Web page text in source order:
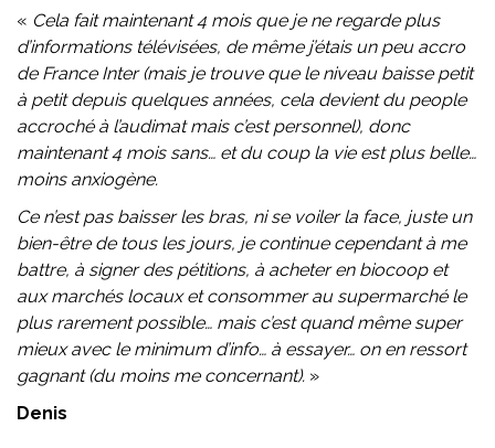
« Cela fait maintenant 4 mois que je ne regarde plus
d’informations télévisées, de même j’étais un peu accro
de France Inter (mais je trouve que le niveau baisse petit
à petit depuis quelques années, cela devient du people
accroché à l’audimat mais c’est personnel), donc
maintenant 4 mois sans… et du coup la vie est plus belle…
moins anxiogène.
Ce n’est pas baisser les bras, ni se voiler la face, juste un
bien-être de tous les jours, je continue cependant à me
battre, à signer des pétitions, à acheter en biocoop et
aux marchés locaux et consommer au supermarché le
plus rarement possible… mais c’est quand même super
mieux avec le minimum d’info… à essayer… on en ressort
gagnant (du moins me concernant). »
Denis